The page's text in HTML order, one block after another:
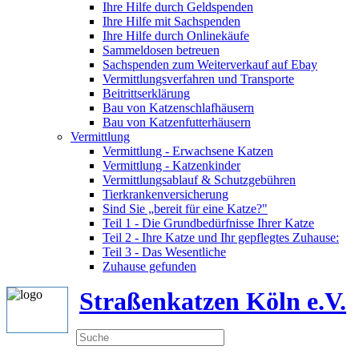
Ihre Hilfe durch Geldspenden
Ihre Hilfe mit Sachspenden
Ihre Hilfe durch Onlinekäufe
Sammeldosen betreuen
Sachspenden zum Weiterverkauf auf Ebay
Vermittlungsverfahren und Transporte
Beitrittserklärung
Bau von Katzenschlafhäusern
Bau von Katzenfutterhäusern
Vermittlung
Vermittlung - Erwachsene Katzen
Vermittlung - Katzenkinder
Vermittlungsablauf & Schutzgebühren
Tierkrankenversicherung
Sind Sie „bereit für eine Katze?"
Teil 1 - Die Grundbedürfnisse Ihrer Katze
Teil 2 - Ihre Katze und Ihr gepflegtes Zuhause:
Teil 3 - Das Wesentliche
Zuhause gefunden
Straßenkatzen Köln e.V.